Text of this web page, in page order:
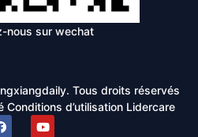
nous sur wechat
Tous droits réservés
Conditions d’utilisation Lidercare